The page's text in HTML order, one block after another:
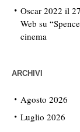
Oscar 2022 il
Web su
cinema
ARCHIVI
Agosto 2026
Luglio 2026